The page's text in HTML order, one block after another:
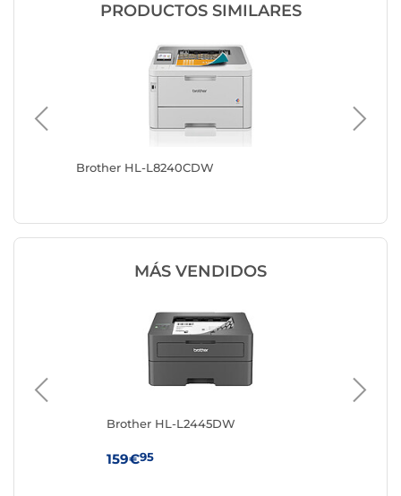
PRODUCTOS SIMILARES
Brother HL-L8240CDW
MÁS VENDIDOS
Brother HL-L2445DW
159€95